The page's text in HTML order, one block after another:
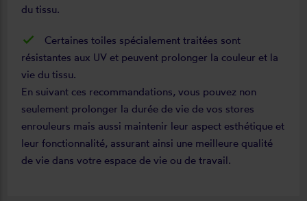
du tissu.
Certaines toiles spécialement traitées sont
résistantes aux UV et peuvent prolonger la couleur et la
vie du tissu.
En suivant ces recommandations, vous pouvez non
seulement prolonger la durée de vie de vos stores
enrouleurs mais aussi maintenir leur aspect esthétique et
leur fonctionnalité, assurant ainsi une meilleure qualité
de vie dans votre espace de vie ou de travail.